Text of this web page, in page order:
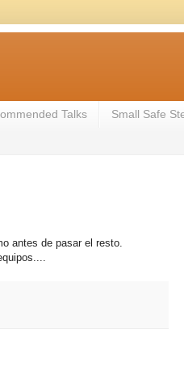
Talks Small Safe
antes de pasar el resto.